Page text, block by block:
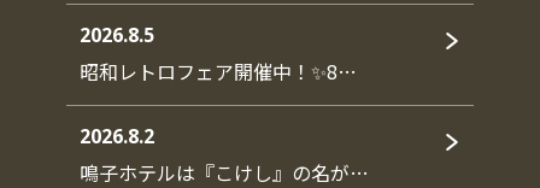
2026.8.5
昭和レトロフェア開催中！✨8…
2026.8.2
鳴子ホテルは『こけし』の名が…